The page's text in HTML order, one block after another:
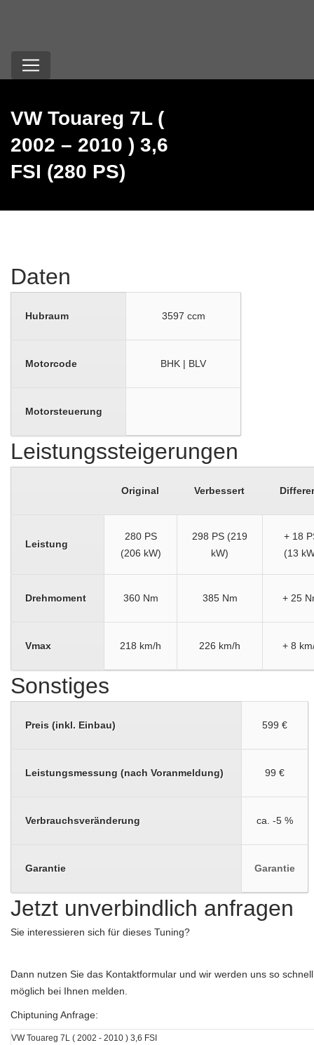
VW Touareg 7L (
2002 – 2010 ) 3,6
FSI (280 PS)
Daten
Hubraum 3597 ccm
Motorcode BHK | BLV
Motorsteuerung
Leistungssteigerungen
Original Verbessert
Leistung
280 PS
(206 kW)
298 PS (219
kW)
+ 18
(13
Drehmoment 360 Nm 385 Nm + 25
Vmax 218 km/h 226 km/h + 8
Sonstiges
Preis (inkl. Einbau) 599 €
Leistungsmessung (nach Voranmeldung) 99 €
Verbrauchsveränderung ca. -5 %
Garantie Garantie
Jetzt unverbindlich anfragen
Sie interessieren sich für dieses Tuning?
Dann nutzen Sie das Kontaktformular und wir werden uns so
möglich bei Ihnen melden.
Chiptuning Anfrage: